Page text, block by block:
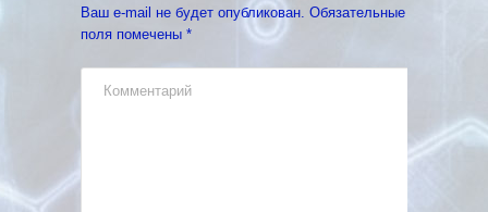
Ваш e-mail не будет опубликован. Обязательные
поля помечены *
Комментарий